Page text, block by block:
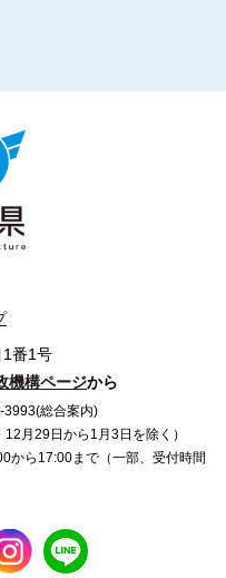
1番1号
機構ページから
3993(総合案内)
月29日から1月3日を除く）
から17:00まで（一部、受付時間